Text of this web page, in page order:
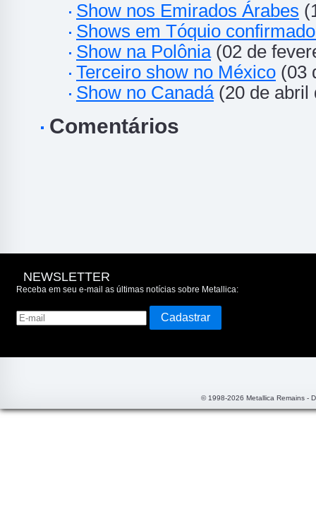
Show nos Emirados Árabes
Shows em Tóquio
Show na Polônia(02 de
Terceiro show no México (03
Show no Canadá(20 de abril
Comentários
NEWSLETTER
Receba em seu e-mail as últimas notícias sobre Metallica:
© 1998-2026 Metallica Remains -